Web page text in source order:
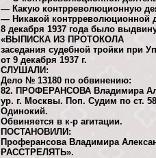
— Какую контрреволюционную
— Никакой контрреволюционной
8 декабря 1937 года было
«ВЫПИСКА ИЗ ПРОТОКОЛА
заседания судебной тройки при
от 9 декабря 1937 г.
СЛУШАЛИ:
Дело № 13180 по обвинению:
82. ПРОФЕРАНСОВА Владимира
ур. г. Москвы. Поп. Судим по ст.
Одинокий.
Обвиняется в к-р агитации.
ПОСТАНОВИЛИ:
Проферансова Владимира
РАССТРЕЛЯТЬ».